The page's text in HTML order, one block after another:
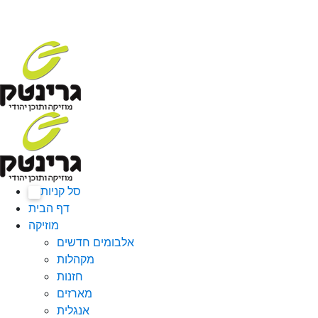
סל קניות
דף הבית
מוזיקה
אלבומים חדשים
מקהלות
חזנות
מארזים
אנגלית